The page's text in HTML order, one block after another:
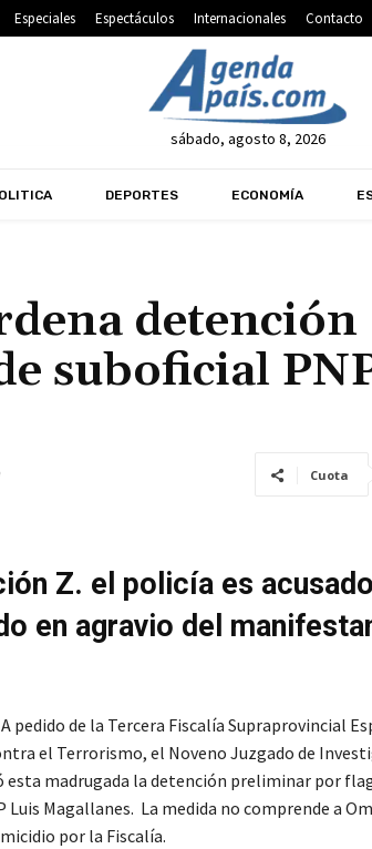
Especiales Espectáculos Internacionales Contacto
sábado, agosto 8, 2026
DEPORTES ECONOMÍA
detención
suboficial
Cuota
Z. el policía es
en agravio del
pedido de la Tercera Fiscalía Supraprovincial
el Terrorismo, el Noveno Juzgado de
esta madrugada la detención preliminar por
Luis Magallanes. La medida no comprende a
por la Fiscalía.